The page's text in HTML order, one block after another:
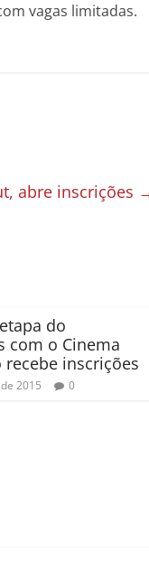
vagas limitadas.
abre inscrições
do
com o Cinema
recebe inscrições
2015 0